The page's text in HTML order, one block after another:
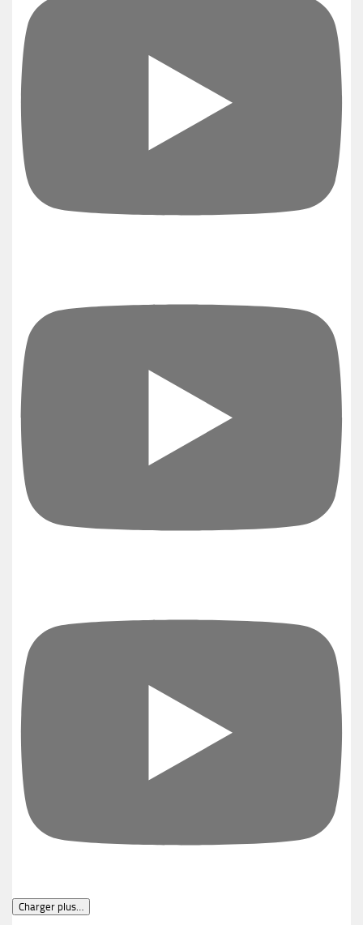
Charger plus…